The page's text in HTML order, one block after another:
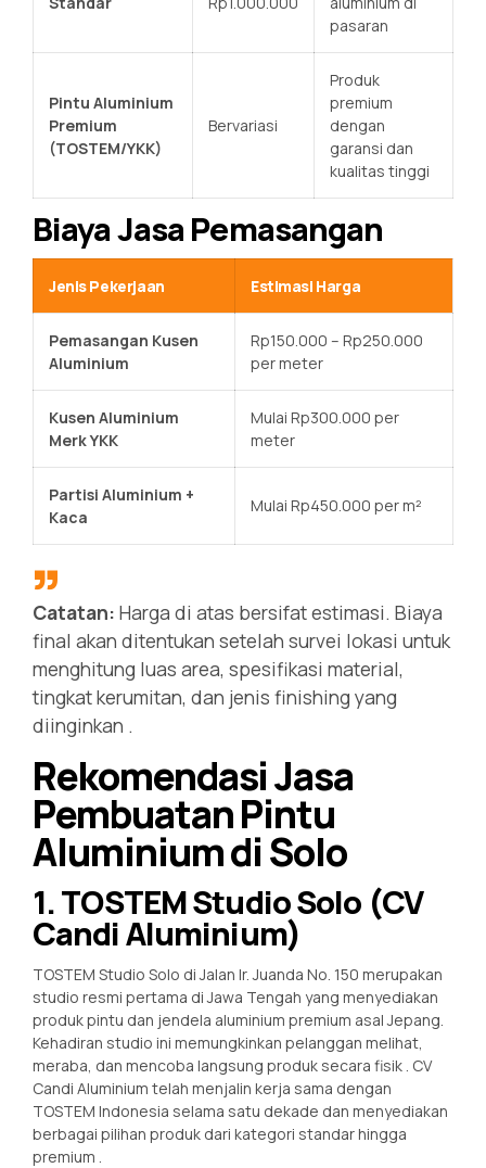
pasaran
Pintu Aluminium
Premium
(TOSTEM/YKK)
Bervariasi
Produk
premium
dengan
garansi dan
kualitas tinggi
Biaya Jasa Pemasangan
Jenis Pekerjaan Estimasi Harga
Pemasangan Kusen
Aluminium
Rp150.000 – Rp250.000
per meter
Kusen Aluminium
Merk YKK
Mulai Rp300.000 per
meter
Partisi Aluminium +
Kaca
Mulai Rp450.000 per m²
Catatan: Harga di atas bersifat estimasi. Biaya
final akan ditentukan setelah survei lokasi untuk
menghitung luas area, spesifikasi material,
tingkat kerumitan, dan jenis finishing yang
diinginkan .
Rekomendasi Jasa
Pembuatan Pintu
Aluminium di Solo
1. TOSTEM Studio Solo (CV
Candi Aluminium)
TOSTEM Studio Solo di Jalan Ir. Juanda No. 150 merupakan
studio resmi pertama di Jawa Tengah yang menyediakan
produk pintu dan jendela aluminium premium asal Jepang.
Kehadiran studio ini memungkinkan pelanggan melihat,
meraba, dan mencoba langsung produk secara fisik. CV
Candi Aluminium telah menjalin kerja sama dengan
TOSTEM Indonesia selama satu dekade dan menyediakan
berbagai pilihan produk dari kategori standar hingga
premium .